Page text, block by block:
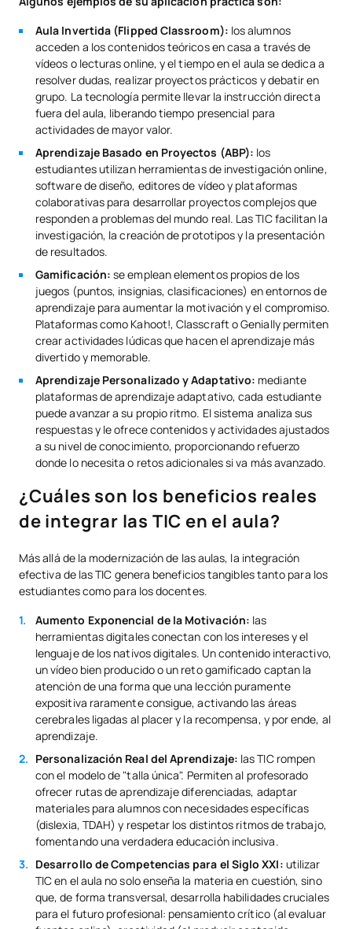
Aula Invertida (Flipped Classroom): los alumnos
acceden a los contenidos teóricos en casa a través de
vídeos o lecturas online, y el tiempo en el aula se dedica a
resolver dudas, realizar proyectos prácticos y debatir en
grupo. La tecnología permite llevar la instrucción directa
fuera del aula, liberando tiempo presencial para
actividades de mayor valor.
Aprendizaje Basado en Proyectos (ABP): los
estudiantes utilizan herramientas de investigación online,
software de diseño, editores de vídeo y plataformas
colaborativas para desarrollar proyectos complejos que
responden a problemas del mundo real. Las TIC facilitan la
investigación, la creación de prototipos y la presentación
de resultados.
Gamificación:se emplean elementos propios de los
juegos (puntos, insignias, clasificaciones) en entornos de
aprendizaje para aumentar la motivación y el compromiso.
Plataformas como Kahoot!, Classcraft o Genially permiten
crear actividades lúdicas que hacen el aprendizaje más
divertido y memorable.
Aprendizaje Personalizado y Adaptativo: mediante
plataformas de aprendizaje adaptativo, cada estudiante
puede avanzar a su propio ritmo. El sistema analiza sus
respuestas y le ofrece contenidos y actividades ajustados
a su nivel de conocimiento, proporcionando refuerzo
donde lo necesita o retos adicionales si va más avanzado.
¿Cuáles son los beneficios reales
de integrar las TIC en el aula?
Más allá de la modernización de las aulas, la integración
efectiva de las TIC genera beneficios tangibles tanto para los
estudiantes como para los docentes.
Aumento Exponencial de la Motivación: las
herramientas digitales conectan con los intereses y el
lenguaje de los nativos digitales. Un contenido interactivo,
un vídeo bien producido o un reto gamificado captan la
atención de una forma que una lección puramente
expositiva raramente consigue, activando las áreas
cerebrales ligadas al placer y la recompensa, y por ende, al
aprendizaje.
Personalización Real del Aprendizaje: las TIC rompen
con el modelo de "talla única". Permiten al profesorado
ofrecer rutas de aprendizaje diferenciadas, adaptar
materiales para alumnos con necesidades específicas
(dislexia, TDAH) y respetar los distintos ritmos de trabajo,
fomentando una verdadera educación inclusiva.
Desarrollo de Competencias para el Siglo XXI: utilizar
TIC en el aula no solo enseña la materia en cuestión, sino
que, de forma transversal, desarrolla habilidades cruciales
para el futuro profesional: pensamiento crítico (al evaluar